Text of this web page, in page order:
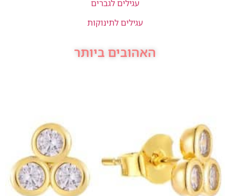
עגילים לגברים
עגילים לתינוקות
האהובים ביותר